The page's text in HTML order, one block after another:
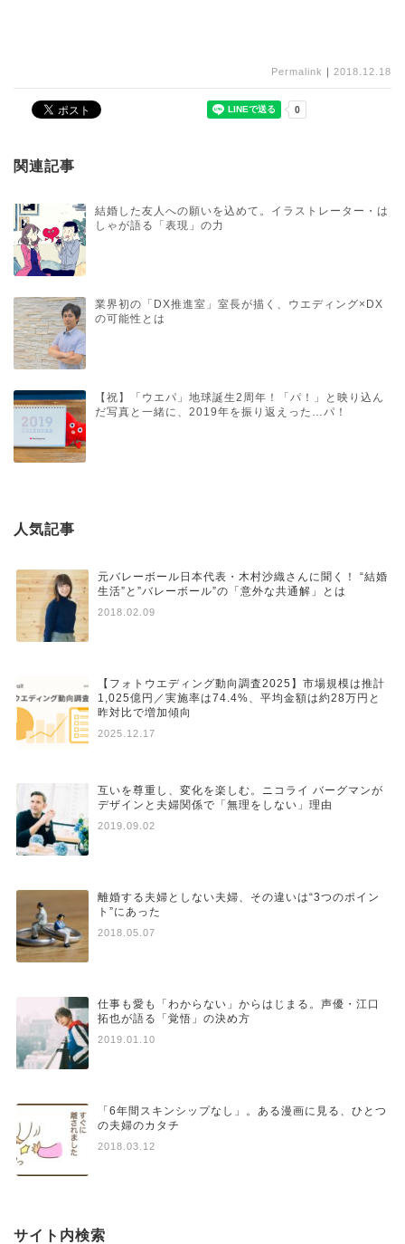
Permalink 2018.12.18
関連記事
結婚した友人への願いを込めて。イラストレーター・は
しゃが語る「表現」の力
業界初の「DX推進室」室長が描く、ウエディング×DX
の可能性とは
【祝】「ウエパ」地球誕生2周年！「パ！」と映り込ん
だ写真と一緒に、2019年を振り返えった…パ！
人気記事
元バレーボール日本代表・木村沙織さんに聞く！ “結婚
生活”と”バレーボール”の「意外な共通解」とは
2018.02.09
【フォトウエディング動向調査2025】市場規模は推計
1,025億円／実施率は74.4%、平均金額は約28万円と
昨対比で増加傾向
2025.12.17
互いを尊重し、変化を楽しむ。ニコライ バーグマンが
デザインと夫婦関係で「無理をしない」理由
2019.09.02
離婚する夫婦としない夫婦、その違いは“3つのポイン
ト”にあった
2018.05.07
仕事も愛も「わからない」からはじまる。声優・江口
拓也が語る「覚悟」の決め方
2019.01.10
「6年間スキンシップなし」。ある漫画に見る、ひとつ
の夫婦のカタチ
2018.03.12
サイト内検索